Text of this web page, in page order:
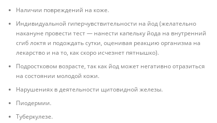
Наличии повреждений на коже.
Индивидуальной гиперчувствительности на йод (желательно
накануне провести тест — нанести капельку йода на внутренний
сгиб локтя и подождать сутки, оценивая реакцию организма на
лекарство и на то, как скоро исчезнет пятнышко).
Подростковом возрасте, так как йод может негативно отразиться
на состоянии молодой кожи.
Нарушениях в деятельности щитовидной железы.
Пиодермии.
Туберкулезе.